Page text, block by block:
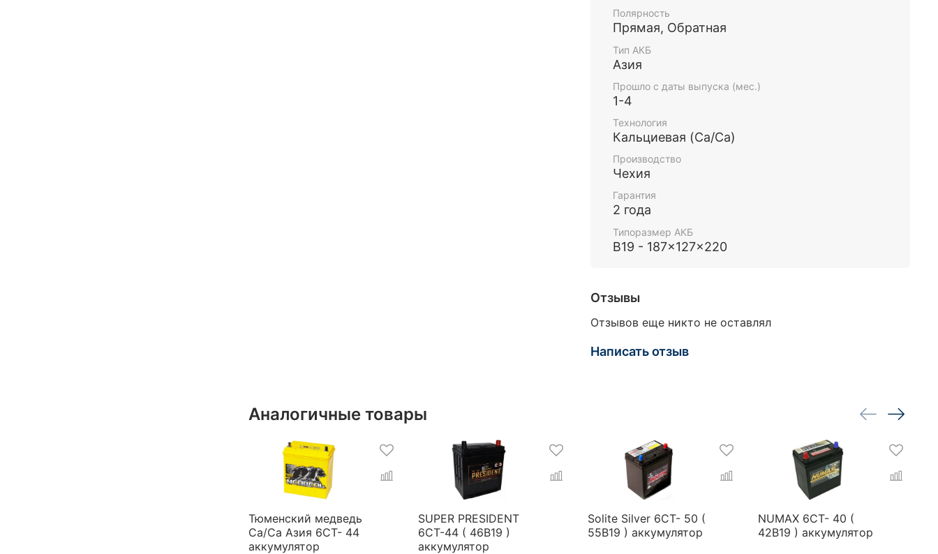
Полярность
Прямая, Обратная
Тип АКБ
Азия
Прошло с даты выпуска (мес.)
1-4
Технология
Кальциевая (Ca/Ca)
Производство
Чехия
Гарантия
2 года
Типоразмер АКБ
B19 - 187x127x220
Отзывы
Отзывов еще никто не оставлял
Написать отзыв
Аналогичные товары
Тюменский медведь
Ca/Ca Азия 6CT- 44
аккумулятор
SUPER PRESIDENT
6CT-44 ( 46B19 )
аккумулятор
Solite Silver 6CT- 50 (
55B19 ) аккумулятор
NUMAX 6CT- 40 (
42B19 ) аккумулятор